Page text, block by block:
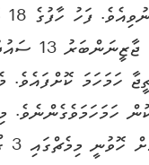
ޔުނައިޓެޑް ޔޫތްގެ
ހަމަހަމަ ކޮށްފައެވެ.
ހަމަހަމަވެގެންނެވެ.